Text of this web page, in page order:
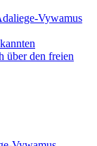
Vywamus
über den freien